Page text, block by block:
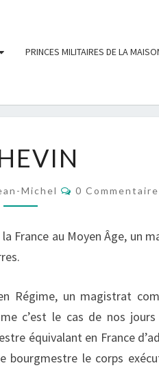
PRINCES MILITAIRES DE LA
Michel Commentaires
0 Commentaire
France au Moyen Âge, un
Régime, un magistrat
c’est le cas de nos
équivalant en France
bourgmestre le corps